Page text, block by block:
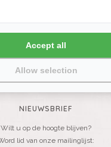
BEL DAN
(0) 575 511817
NIEUWSBRIEF
Wilt u op de hoogte blijven?
lid van onze mailinglijst:
Allow selection
Accept all